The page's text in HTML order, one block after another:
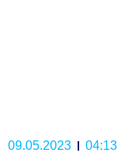
09.05.2023 04:13